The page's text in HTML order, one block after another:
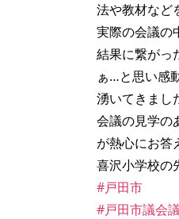
法や教材など
実際の会議の
結果に繋がっ
ぁ…と思い感
湧いてきまし
会議の見学の
が熱心にお答
喜沢小学校の
#戸田市
#戸田市議会